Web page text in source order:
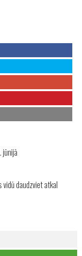
jūnijā
vidū daudzviet atkal